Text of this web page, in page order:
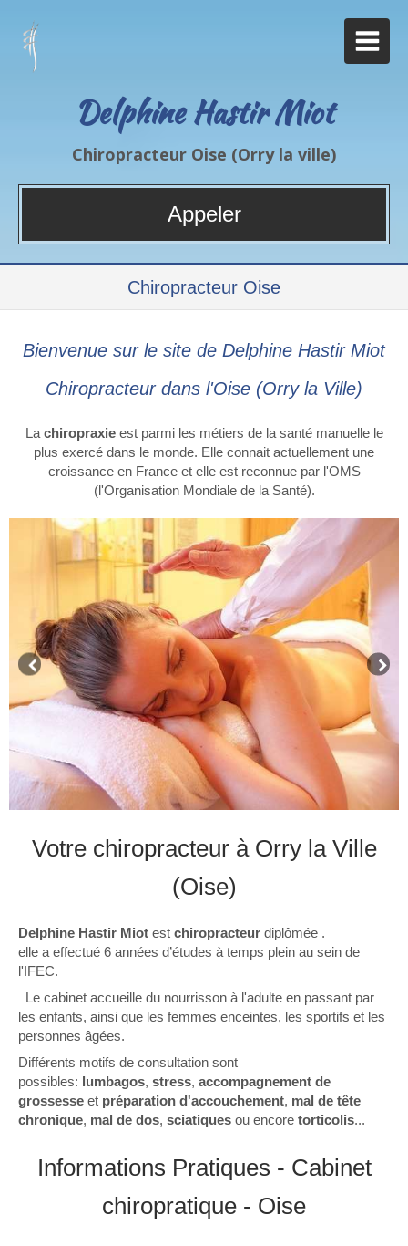
Delphine Hastir Miot
Chiropracteur Oise (Orry la ville)
Appeler
Chiropracteur Oise
Bienvenue sur le site de Delphine Hastir Miot
Chiropracteur dans l'Oise (Orry la Ville)
La chiropraxieest parmi les métiers de la santé manuelle le
plus exercé dans le monde. Elle connait actuellement une
croissance en France et elle est reconnue par l'OMS
(l'Organisation Mondiale de la Santé).
Votre chiropracteur à Orry la Ville
(Oise)
Delphine Hastir Miot est chiropracteur diplômée .
elle a effectué 6 années d’études à temps plein au sein de
l'IFEC.
Le cabinet accueille du nourrisson à l'adulte en passant par
les enfants, ainsi que les femmes enceintes, les sportifs et les
personnes âgées.
Différents motifs de consultation sont
possibles: lumbagos, stress, accompagnement de
grossesse et préparation d'accouchement, mal de tête
chronique, mal de dos, sciatiques ou encore torticolis...
Informations Pratiques - Cabinet
chiropratique - Oise